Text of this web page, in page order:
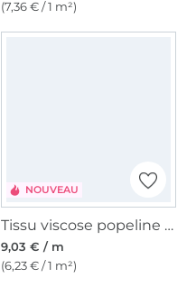
(7,36 € / 1 m²)
NOUVEAU
Tissu viscose popeline Wild Flowers, bleu foncé
9,03 € / m
(6,23 € / 1 m²)